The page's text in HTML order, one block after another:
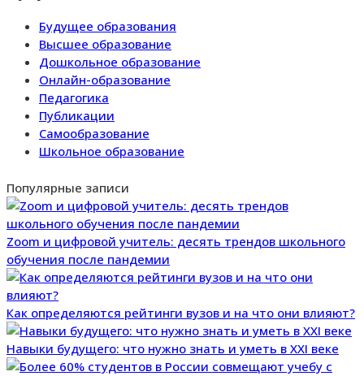
Будущее образования
Высшее образование
Дошкольное образование
Онлайн-образование
Педагогика
Публикации
Самообразование
Школьное образование
Популярные записи
Zoom и цифровой учитель: десять трендов школьного
обучения после пандемии
Как определяются рейтинги вузов и на что они влияют?
Навыки будущего: что нужно знать и уметь в XXI веке